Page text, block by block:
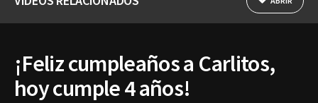
¡Feliz cumpleaños a Carlitos,
hoy cumple 4 años!